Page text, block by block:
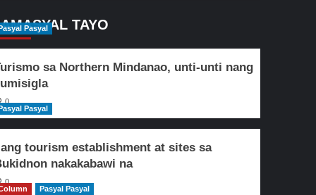
TAYO
Pasyal
sa Northern Mindanao, unti-unti nang
0
Pasyal
tourism establishment at sites sa
nakakabawi na
0
Pasyal Pasyal